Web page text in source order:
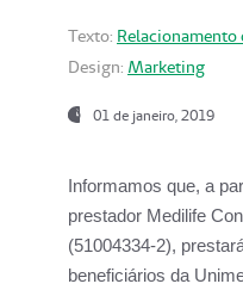
Texto: Relacionamento
Design: Marketing
01 de janeiro, 2019
Informamos que, a
prestador Medilife
(51004334-2),
beneficiários da